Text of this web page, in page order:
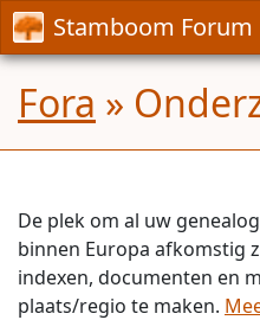
Stamboom Forum
Fora »
De plek om al uw
binnen Europa afkomstig
indexen, documenten en
plaats/regio te maken.